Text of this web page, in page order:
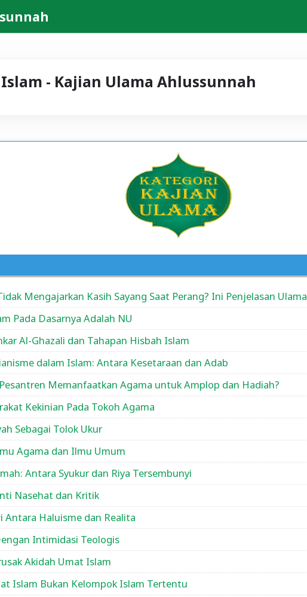
- Kajian Ulama Ahlussunnah
Mengajarkan Kasih Sayang Saat Perang? Ini Penjelasan Ulama
Pada Dasarnya Adalah NU
Al-Ghazali dan Tahapan Hisbah Islam
dalam Islam: Antara Kesetaraan dan Adab
Memanfaatkan Agama untuk Amplop dan Hadiah?
Kekinian Pada Tokoh Agama
Sebagai Tolok Ukur
Agama dan Ilmu Umum
Antara Syukur dan Riya Tersembunyi
Nasehat dan Kritik
Antara Haluisme dan Realita
Intimidasi Teologis
Akidah Umat Islam
Islam Bukan Kelompok Islam Tertentu